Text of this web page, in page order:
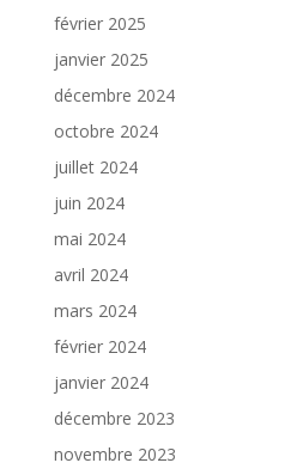
février 2025
janvier 2025
décembre 2024
octobre 2024
juillet 2024
juin 2024
mai 2024
avril 2024
mars 2024
février 2024
janvier 2024
décembre 2023
novembre 2023